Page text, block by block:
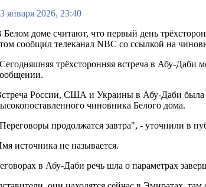
января 2026, 23:40
Белом доме считают, что первый день
сообщил телеканал NBC со ссылкой на
трёхсторонняя встреча в Абу-
России, США и Украины в Абу-Даби была
чиновника Белого дома.
продолжатся завтра", - уточнили в
источника не называется.
в Абу-Даби речь шла о параметрах